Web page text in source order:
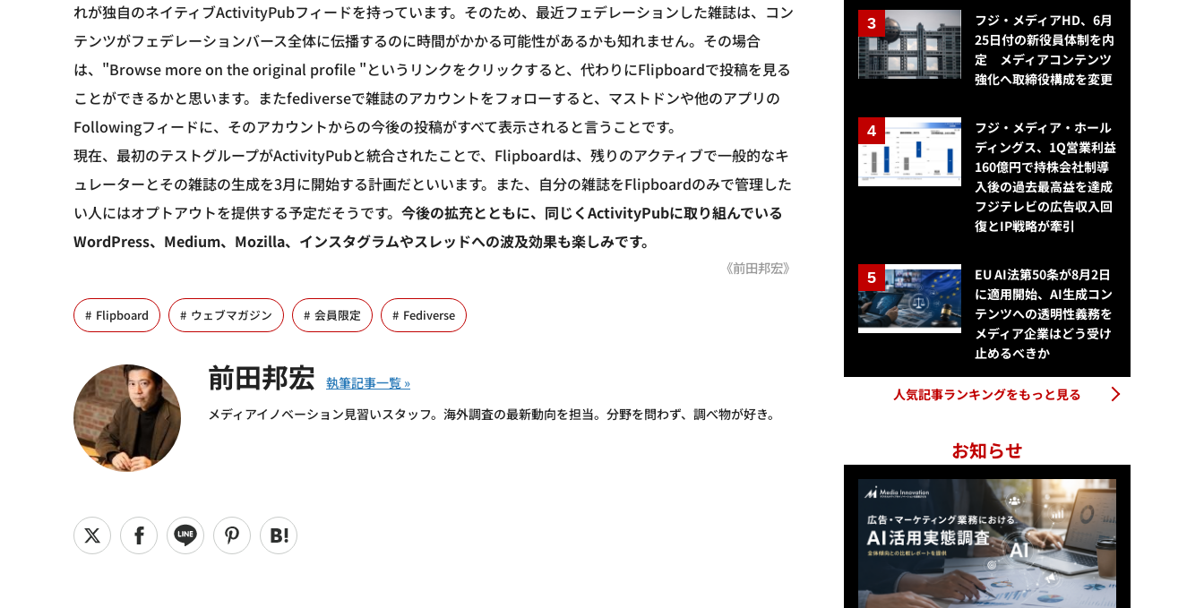
れが独自のネイティブActivityPubフィードを持っています。そのため、最近フェデレーションした雑誌は、コン
テンツがフェデレーションバース全体に伝播するのに時間がかかる可能性があるかも知れません。その場合
は、"Browse more on the original profile "というリンクをクリックすると、代わりにFlipboardで投稿を見る
ことができるかと思います。またfediverseで雑誌のアカウントをフォローすると、マストドンや他のアプリの
Followingフィードに、そのアカウントからの今後の投稿がすべて表示されると言うことです。
現在、最初のテストグループがActivityPubと統合されたことで、Flipboardは、残りのアクティブで一般的なキ
ュレーターとその雑誌の生成を3月に開始する計画だといいます。また、自分の雑誌をFlipboardのみで管理した
い人にはオプトアウトを提供する予定だそうです。 今後の拡充とともに、同じくActivityPubに取り組んでいる
WordPress、Medium、Mozilla、インスタグラムやスレッドへの波及効果も楽しみです。
《前田邦宏》
Flipboard ウェブマガジン 会員限定 Fediverse
前田邦宏
メディアイノベーション見習いスタッフ。海外調査の最新動向を担当。分野を問わず、調べ物が好き。
フジ・メディアHD、6月
25日付の新役員体制を内
定 メディアコンテンツ
強化へ取締役構成を変更
フジ・メディア・ホール
ディングス、1Q営業利益
160億円で持株会社制導
入後の過去最高益を達成
フジテレビの広告収入回
復とIP戦略が牽引
EU AI法第50条が8月2日
に適用開始、AI生成コン
テンツへの透明性義務を
メディア企業はどう受け
止めるべきか
人気記事ランキングをもっと見る
お知らせ